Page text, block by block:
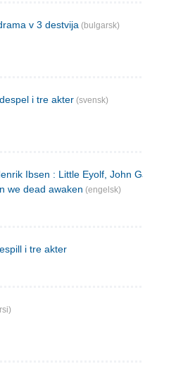
v 3 destvija (bulgarsk)
i tre akter (svensk)
Ibsen : Little Eyolf, John Gabriel
we dead awaken (engelsk)
i tre akter